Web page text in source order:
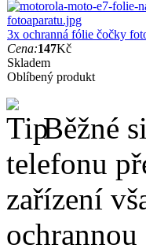
3x ochranná fólie čočky
Cena:147Kč
Skladem
Oblíbený produkt
Běžné
telefonu
zařízení